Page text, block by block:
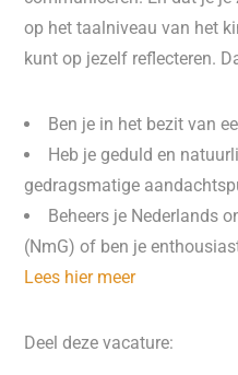
op het taalniveau van het
kunt op jezelf reflecteren.
Ben je in het bezit van
Heb je geduld en
gedragsmatige
Beheers je Nederlands
(NmG) of ben je
Lees hier meer
Deel deze vacature: